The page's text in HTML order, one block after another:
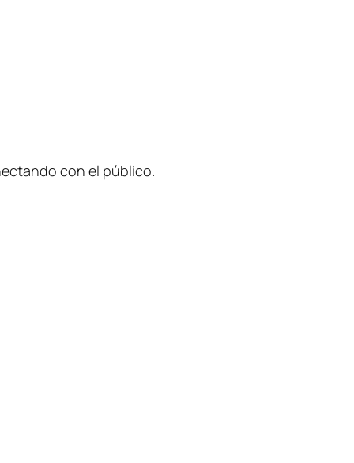
con el público.